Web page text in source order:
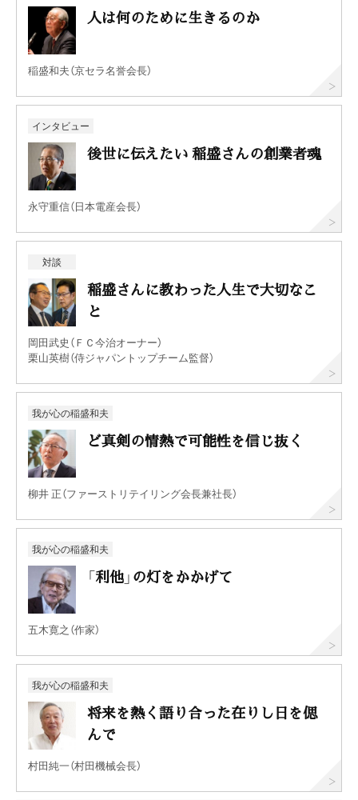
人は何のために生きるのか
稲盛和夫（京セラ名誉会長）
インタビュー
後世に伝えたい 稲盛さんの創業者魂
永守重信（日本電産会長）
対談
稲盛さんに教わった人生で大切なこ
と
岡田武史（ＦＣ今治オーナー）
栗山英樹（侍ジャパントップチーム監督）
我が心の稲盛和夫
ど真剣の情熱で可能性を信じ抜く
柳井 正（ファーストリテイリング会長兼社長）
我が心の稲盛和夫
「利他」の灯をかかげて
五木寛之（作家）
我が心の稲盛和夫
将来を熱く語り合った在りし日を偲
んで
村田純一（村田機械会長）